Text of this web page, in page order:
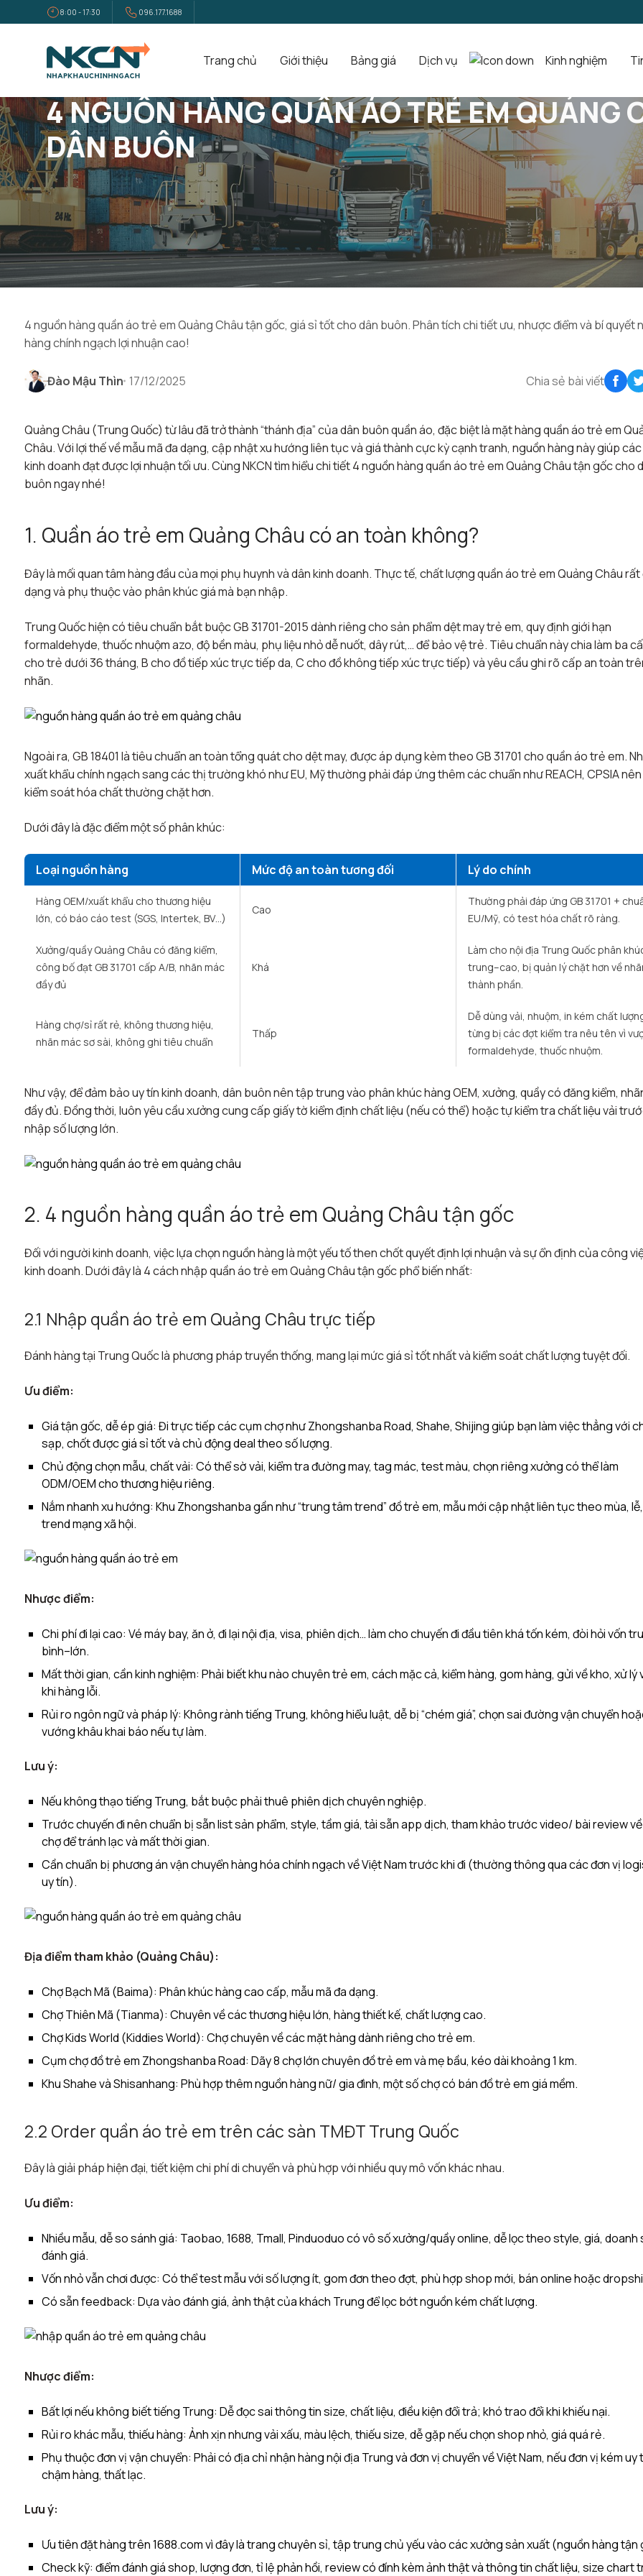
8:00 - 17:30 096.177.1688
Trang chủ Giới thiệu Bảng giá Dịch vụ Kinh nghiệm
Trang Chủ Tin Tức
4 NGUỒN HÀNG QUẦN ÁO TRẺ EM QUẢNG
DÂN BUÔN
4 nguồn hàng quần áo trẻ em Quảng Châu tận gốc, giá sỉ tốt cho dân buôn. Phân tích chi tiết ưu, nhược điểm và bí quyết
hàng chính ngạch lợi nhuận cao!
Đào Mậu Thìn 17/12/2025 Chia sẻ bài viết
Quảng Châu (Trung Quốc) từ lâu đã trở thành “thánh địa” của dân buôn quần áo, đặc biệt là mặt hàng quần áo trẻ em
Châu. Với lợi thế về mẫu mã đa dạng, cập nhật xu hướng liên tục và giá thành cực kỳ cạnh tranh, nguồn hàng này giúp
kinh doanh đạt được lợi nhuận tối ưu. Cùng NKCN tìm hiểu chi tiết 4 nguồn hàng quần áo trẻ em Quảng Châu tận gốc cho
buôn ngay nhé!
1. Quần áo trẻ em Quảng Châu có an toàn không?
Đây là mối quan tâm hàng đầu của mọi phụ huynh và dân kinh doanh. Thực tế, chất lượng quần áo trẻ em Quảng Châu rất
dạng và phụ thuộc vào phân khúc giá mà bạn nhập.
Trung Quốc hiện có tiêu chuẩn bắt buộc GB 31701-2015 dành riêng cho sản phẩm dệt may trẻ em, quy định giới hạn
formaldehyde, thuốc nhuộm azo, độ bền màu, phụ liệu nhỏ dễ nuốt, dây rút,… để bảo vệ trẻ. Tiêu chuẩn này chia làm ba
cho trẻ dưới 36 tháng, B cho đồ tiếp xúc trực tiếp da, C cho đồ không tiếp xúc trực tiếp) và yêu cầu ghi rõ cấp an toàn
nhãn.​
Ngoài ra, GB 18401 là tiêu chuẩn an toàn tổng quát cho dệt may, được áp dụng kèm theo GB 31701 cho quần áo trẻ em.
xuất khẩu chính ngạch sang các thị trường khó như EU, Mỹ thường phải đáp ứng thêm các chuẩn như REACH, CPSIA
kiểm soát hóa chất thường chặt hơn.
Dưới đây là đặc điểm một số phân khúc:
Loại nguồn hàng Mức độ an toàn tương đối Lý do chính
Hàng OEM/xuất khẩu cho thương hiệu
lớn, có báo cáo test (SGS, Intertek, BV…)
Cao
Thường phải đáp ứng GB 31701 +
EU/Mỹ, có test hóa chất rõ ràng. ​
Xưởng/quầy Quảng Châu có đăng kiểm,
công bố đạt GB 31701 cấp A/B, nhãn mác
đầy đủ
Khá
Làm cho nội địa Trung Quốc phân
trung–cao, bị quản lý chặt hơn về
thành phần. ​
Hàng chợ/sỉ rất rẻ, không thương hiệu,
nhãn mác sơ sài, không ghi tiêu chuẩn
Thấp
Dễ dùng vải, nhuộm, in kém chất
từng bị các đợt kiểm tra nêu tên vì
formaldehyde, thuốc nhuộm.
Như vậy, để đảm bảo uy tín kinh doanh, dân buôn nên tập trung vào phân khúc hàng OEM, xưởng, quầy có đăng kiểm,
đầy đủ. Đồng thời, luôn yêu cầu xưởng cung cấp giấy tờ kiểm định chất liệu (nếu có thể) hoặc tự kiểm tra chất liệu vải
nhập số lượng lớn.
2. 4 nguồn hàng quần áo trẻ em Quảng Châu tận gốc
Đối với người kinh doanh, việc lựa chọn nguồn hàng là một yếu tố then chốt quyết định lợi nhuận và sự ổn định của công
kinh doanh. Dưới đây là 4 cách nhập quần áo trẻ em Quảng Châu tận gốc phổ biến nhất:
2.1 Nhập quần áo trẻ em Quảng Châu trực tiếp
Đánh hàng tại Trung Quốc là phương pháp truyền thống, mang lại mức giá sỉ tốt nhất và kiểm soát chất lượng tuyệt đối.
Ưu điểm:
Giá tận gốc, dễ ép giá: Đi trực tiếp các cụm chợ như Zhongshanba Road, Shahe, Shijing giúp bạn làm việc thẳng với
sạp, chốt được giá sỉ tốt và chủ động deal theo số lượng.​
Chủ động chọn mẫu, chất vải: Có thể sờ vải, kiểm tra đường may, tag mác, test màu, chọn riêng xưởng có thể làm
ODM/OEM cho thương hiệu riêng.​
Nắm nhanh xu hướng: Khu Zhongshanba gần như “trung tâm trend” đồ trẻ em, mẫu mới cập nhật liên tục theo mùa, lễ,
trend mạng xã hội.​
Nhược điểm:
Chi phí đi lại cao: Vé máy bay, ăn ở, đi lại nội địa, visa, phiên dịch… làm cho chuyến đi đầu tiên khá tốn kém, đòi hỏi vốn
bình–lớn.​
Mất thời gian, cần kinh nghiệm: Phải biết khu nào chuyên trẻ em, cách mặc cả, kiểm hàng, gom hàng, gửi về kho, xử lý
khi hàng lỗi.​
Rủi ro ngôn ngữ và pháp lý: Không rành tiếng Trung, không hiểu luật, dễ bị “chém giá”, chọn sai đường vận chuyển
vướng khâu khai báo nếu tự làm.
Lưu ý:
Nếu không thạo tiếng Trung, bắt buộc phải thuê phiên dịch chuyên nghiệp.
Trước chuyến đi nên chuẩn bị sẵn list sản phẩm, style, tầm giá, tải sẵn app dịch, tham khảo trước video/ bài review
chợ để tránh lạc và mất thời gian.
Cần chuẩn bị phương án vận chuyển hàng hóa chính ngạch về Việt Nam trước khi đi (thường thông qua các đơn vị
uy tín).
Địa điểm tham khảo (Quảng Châu):
Chợ Bạch Mã (Baima): Phân khúc hàng cao cấp, mẫu mã đa dạng.
Chợ Thiên Mã (Tianma): Chuyên về các thương hiệu lớn, hàng thiết kế, chất lượng cao.
Chợ Kids World (Kiddies World): Chợ chuyên về các mặt hàng dành riêng cho trẻ em.
Cụm chợ đồ trẻ em Zhongshanba Road: Dãy 8 chợ lớn chuyên đồ trẻ em và mẹ bầu, kéo dài khoảng 1 km.​
Khu Shahe và Shisanhang: Phù hợp thêm nguồn hàng nữ/ gia đình, một số chợ có bán đồ trẻ em giá mềm.
2.2 Order quần áo trẻ em trên các sàn TMĐT Trung Quốc
Đây là giải pháp hiện đại, tiết kiệm chi phí di chuyển và phù hợp với nhiều quy mô vốn khác nhau.
Ưu điểm:
Nhiều mẫu, dễ so sánh giá: Taobao, 1688, Tmall, Pinduoduo có vô số xưởng/quầy online, dễ lọc theo style, giá, doanh
đánh giá.​
Vốn nhỏ vẫn chơi được: Có thể test mẫu với số lượng ít, gom đơn theo đợt, phù hợp shop mới, bán online hoặc
Có sẵn feedback: Dựa vào đánh giá, ảnh thật của khách Trung để lọc bớt nguồn kém chất lượng.
Nhược điểm:
Bất lợi nếu không biết tiếng Trung: Dễ đọc sai thông tin size, chất liệu, điều kiện đổi trả; khó trao đổi khi khiếu nại.​
Rủi ro khác mẫu, thiếu hàng: Ảnh xịn nhưng vải xấu, màu lệch, thiếu size, dễ gặp nếu chọn shop nhỏ, giá quá rẻ.​
Phụ thuộc đơn vị vận chuyển: Phải có địa chỉ nhận hàng nội địa Trung và đơn vị chuyển về Việt Nam, nếu đơn vị kém uy
chậm hàng, thất lạc.
Lưu ý:
Ưu tiên đặt hàng trên 1688.com vì đây là trang chuyên sỉ, tập trung chủ yếu vào các xưởng sản xuất (nguồn hàng tận
Check kỹ: điểm đánh giá shop, lượng đơn, tỉ lệ phản hồi, review có đính kèm ảnh thật và thông tin chất liệu, size chart